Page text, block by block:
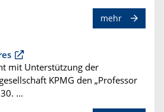
mehr
mit Unterstützung der
KPMG den „Professor
30. …